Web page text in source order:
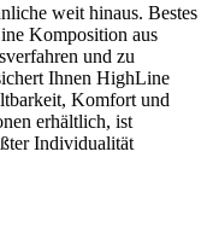
weit hinaus. Bestes
Komposition aus
und zu
Ihnen HighLine
Komfort und
erhältlich, ist
Individualität